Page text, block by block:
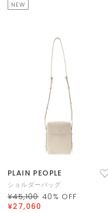
NEW
PLAIN PEOPLE
ショルダーバッグ
¥45,100 40 % OFF
¥27,060